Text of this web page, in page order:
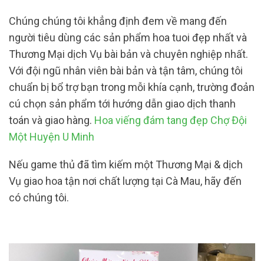
Chúng chúng tôi khẳng định đem về mang đến
người tiêu dùng các sản phẩm hoa tuoi đẹp nhất và
Thương Mại dịch Vụ bài bản và chuyên nghiệp nhất.
Với đội ngũ nhân viên bài bản và tận tâm, chúng tôi
chuẩn bị bổ trợ bạn trong mỗi khía cạnh, trường đoản
cú chọn sản phẩm tới hướng dẫn giao dịch thanh
toán và giao hàng. Hoa viếng đám tang đẹp Chợ Đội
Một Huyện U Minh
Nếu game thủ đã tìm kiếm một Thương Mại & dịch
Vụ giao hoa tận nơi chất lượng tại Cà Mau, hãy đến
có chúng tôi.